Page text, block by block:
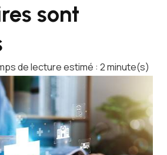
sont
de lecture estimé : 2 minute(s)